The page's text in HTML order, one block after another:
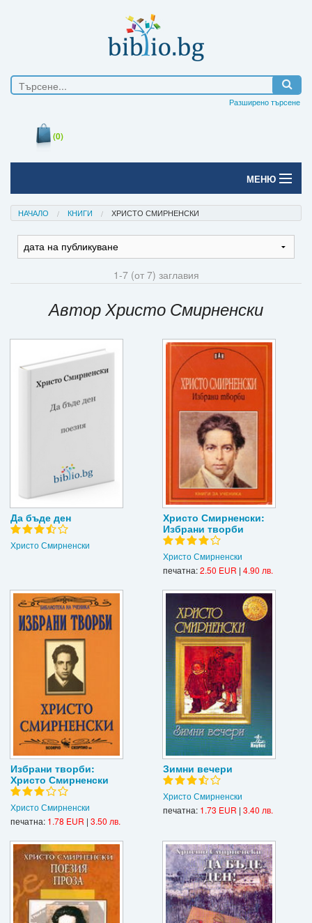
Разширено търсене
(0)
МЕНЮ
Начало
Печатни книги
Е-списания
Подаръци
Ваучери
Регистрация
НАЧАЛО КНИГИ ХРИСТО СМИРНЕНСКИ
1-7 (от 7) заглавия
Автор Христо Смирненски
Да бъде ден
Христо Смирненски
Христо Смирненски:
Избрани творби
Христо Смирненски
печатна:2.50 EUR | 4.90 лв.
Избрани творби:
Христо Смирненски
Христо Смирненски
печатна: 1.78 EUR | 3.50 лв.
Зимни вечери
Христо Смирненски
печатна: 1.73 EUR | 3.40 лв.